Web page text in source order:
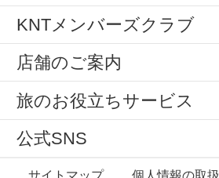
KNTメンバーズクラブ
店舗のご案内
旅のお役立ちサービス
公式SNS